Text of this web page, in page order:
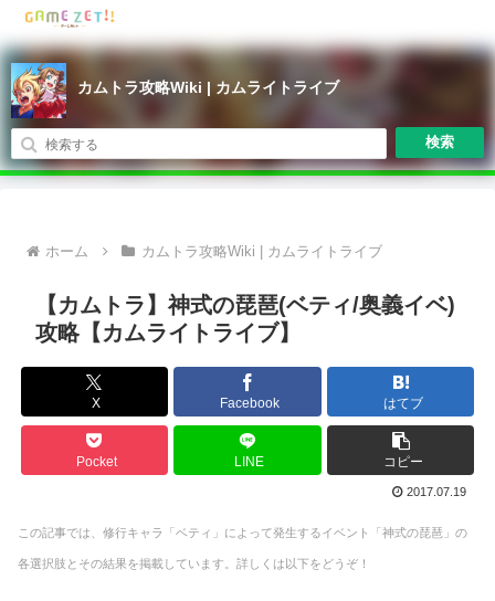
カムトラ攻略Wiki | カムライトライブ
検索
ホーム カムトラ攻略Wiki | カムライトライブ
【カムトラ】神式の琵琶(ベティ/奥義イベ)
攻略【カムライトライブ】
X Facebook はてブ
Pocket LINE コピー
2017.07.19
この記事では、修行キャラ「ベティ」によって発生するイベント「神式の琵琶」の
各選択肢とその結果を掲載しています。詳しくは以下をどうぞ！